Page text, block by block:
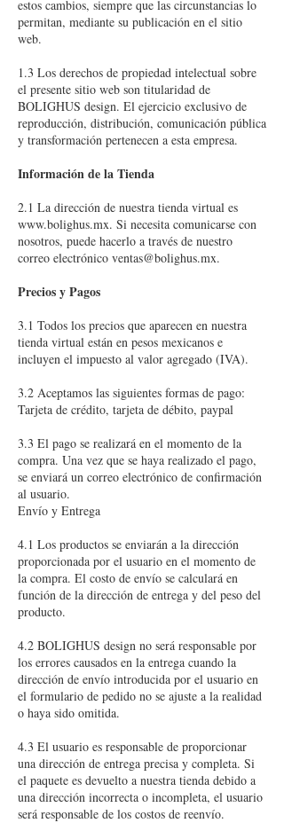
estos cambios, siempre que las circunstancias lo
permitan, mediante su publicación en el sitio
web.
1.3 Los derechos de propiedad intelectual sobre
el presente sitio web son titularidad de
BOLIGHUS design. El ejercicio exclusivo de
reproducción, distribución, comunicación pública
y transformación pertenecen a esta empresa.
Información de la Tienda
2.1 La dirección de nuestra tienda virtual es
www.bolighus.mx. Si necesita comunicarse con
nosotros, puede hacerlo a través de nuestro
correo electrónico ventas@bolighus.mx.
Precios y Pagos
3.1 Todos los precios que aparecen en nuestra
tienda virtual están en pesos mexicanos e
incluyen el impuesto al valor agregado (IVA).
3.2 Aceptamos las siguientes formas de pago:
Tarjeta de crédito, tarjeta de débito, paypal
3.3 El pago se realizará en el momento de la
compra. Una vez que se haya realizado el pago,
se enviará un correo electrónico de confirmación
al usuario.
Envío y Entrega
4.1 Los productos se enviarán a la dirección
proporcionada por el usuario en el momento de
la compra. El costo de envío se calculará en
función de la dirección de entrega y del peso del
producto.
4.2 BOLIGHUS design no será responsable por
los errores causados en la entrega cuando la
dirección de envío introducida por el usuario en
el formulario de pedido no se ajuste a la realidad
o haya sido omitida.
4.3 El usuario es responsable de proporcionar
una dirección de entrega precisa y completa. Si
el paquete es devuelto a nuestra tienda debido a
una dirección incorrecta o incompleta, el usuario
será responsable de los costos de reenvío.